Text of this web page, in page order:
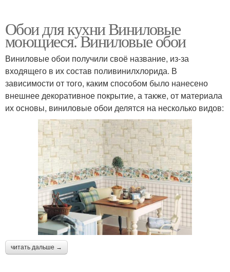
Обои для кухни Виниловые
моющиеся. Виниловые обои
Виниловые обои получили своё название, из-за
входящего в их состав поливинилхлорида. В
зависимости от того, каким способом было нанесено
внешнее декоративное покрытие, а также, от материала
их основы, виниловые обои делятся на несколько видов:
читать дальше →